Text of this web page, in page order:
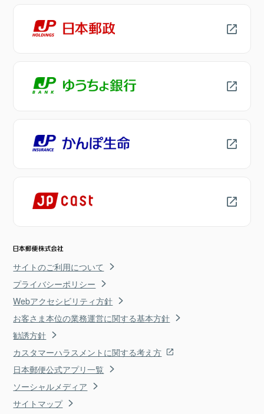
サイトのご利用について
プライバシーポリシー
Webアクセシビリティ方針
お客さま本位の業務運営に関する基本方針
勧誘方針
カスタマーハラスメントに関する考え方
日本郵便公式アプリ一覧
ソーシャルメディア
サイトマップ